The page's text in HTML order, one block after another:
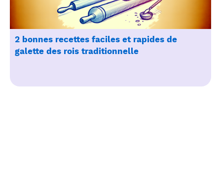
2 bonnes recettes faciles et rapides de
galette des rois traditionnelle